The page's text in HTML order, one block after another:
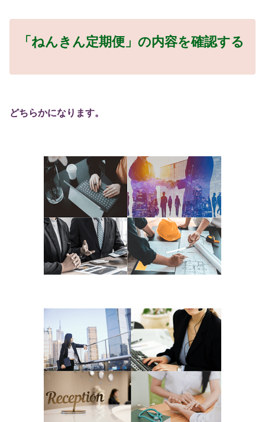
「ねんきん定期便」の内容を確認する
どちらかになります。